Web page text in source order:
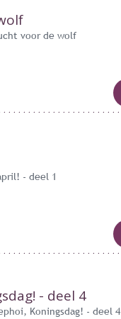
voor de wolf
- deel 1
- deel 4
Koningsdag! - deel 4